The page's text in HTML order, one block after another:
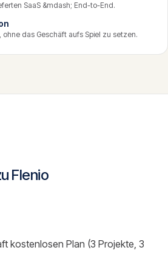
SaaS &mdash; End-to-End.
ohne das Geschäft aufs Spiel zu setzen.
Flenio
kostenlosen Plan (3 Projekte, 3